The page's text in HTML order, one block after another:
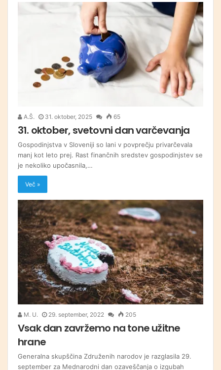
A.Š. 31. oktober, 2025 65
31. oktober, svetovni dan varčevanja
Gospodinjstva v Sloveniji so lani v povprečju privarčevala
manj kot leto prej. Rast finančnih sredstev gospodinjstev se
je nekoliko upočasnila,…
Več »
M. U. 29. september, 2022 205
Vsak dan zavržemo na tone užitne
hrane
Generalna skupščina Združenih narodov je razglasila 29.
september za Mednarodni dan ozaveščanja o izgubah